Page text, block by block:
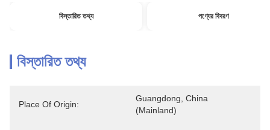
বিস্তারিত তথ্য পণ্যের বিবরণ
বিস্তারিত তথ্য
Place Of Origin:
Guangdong, China
(Mainland)